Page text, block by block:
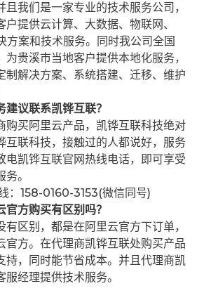
我们是一家专业的技术服务公司，
提供云计算、大数据、物联网、
方案和技术服务。同时我公司全国
贵溪市当地客户提供本地化服务，
制解决方案、系统搭建、迁移、维护
议联系凯铧互联？
购买阿里云产品，凯铧互联科技绝对
互联科技，接触过的人都说好，服务
电凯铧互联官网热线电话，即可享受
。
：158-0160-3153(微信同号)
方购买有区别吗？
区别，都是在阿里云官方下订单，
官方。在代理商凯铧互联处购买产品
持，同时能节省成本。并且代理商凯
经理提供技术服务。